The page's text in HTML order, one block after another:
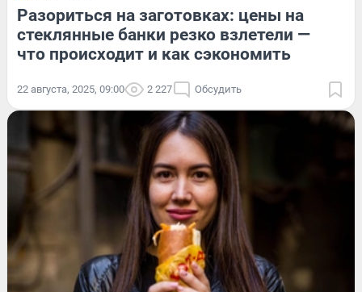
Разориться на заготовках: цены на
стеклянные банки резко взлетели —
что происходит и как сэкономить
22 августа, 2025, 09:00 2 227 Обсудить